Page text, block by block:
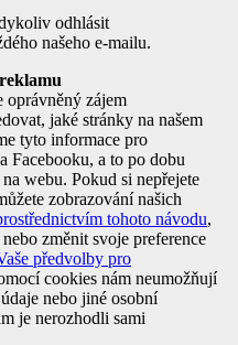
odhlásit
našeho e-mailu.
oprávněný zájem
jaké stránky na našem
tyto informace pro
Facebooku, a to po dobu
webu. Pokud si nepřejete
zobrazování našich
tohoto návodu,
změnit svoje preference
předvolby pro
cookies nám neumožňují
nebo jiné osobní
je nerozhodli sami